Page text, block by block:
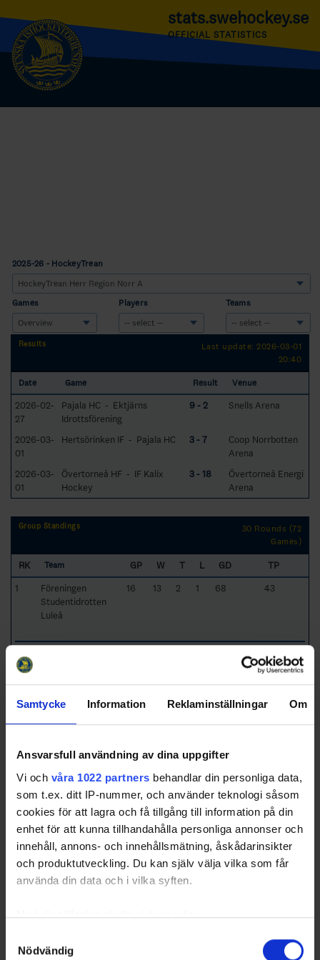
Samtycke Information Reklaminställningar Om
Ansvarsfull användning av dina uppgifter
Vi och våra 1022 partners behandlar din personliga data,
som t.ex. ditt IP-nummer, och använder teknologi såsom
cookies för att lagra och få tillgång till information på din
enhet för att kunna tillhandahålla personliga annonser och
innehåll, annons- och innehållsmätning, åskådarinsikter
och produktutveckling. Du kan själv välja vilka som får
använda din data och i vilka syften.
Med din tillåtelse skulle vi även vilja:
kan ha en noggrannhet på upp till flera meter
Nödvändig
stats.swehockey.se
OFFICIAL STATISTICS
2025-26 - HockeyTrean
Games Players Teams
Results
Last update: 2026-03-01
20:40
Date Game Result Venue
2026-02-
27
Pajala HC - Ektjärns
Idrottsförening
9 - 2 Snells Arena
2026-03-
01
Hertsörinken IF - Pajala HC 3 - 7
Coop Norrbotten
Arena
2026-03-
01
Övertorneå HF - IF Kalix
Hockey
3 - 18
Övertorneå Energi
Arena
Group Standings
30 Rounds (72
Games)
RK Team GP W T L GD
TP
1
Föreningen
Studentidrotten
Luleå
16 13 2 1 68 43
2
36
3
Hertsörinken IF 16 11 1 4 27
34
4
IF Kalix Hockey 16 1 5 42
32
6
Malmbergets AIF -25
Ektjärns
Idrottsförening
13
9
Övertorneå HF 16 1 1 14 -126 4
Swehockey ger dig tillgång till nyheter, livebevakning